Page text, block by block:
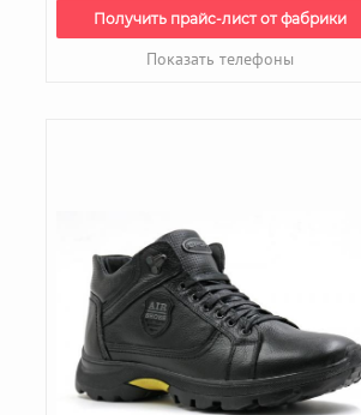
Получить прайс-лист от фабрики
Показать телефоны